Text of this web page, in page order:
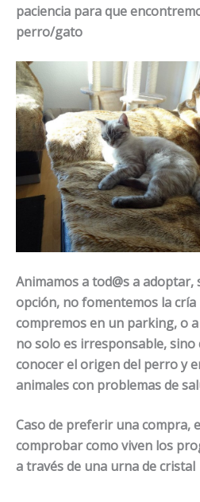
paciencia para que
perro/gato
Animamos a tod@s a
opción, no fomentemos la
compremos en un parking, o
no solo es irresponsable, sino
conocer el origen del perro y
animales con problemas de
Caso de preferir una compra,
comprobar como viven los
a través de una urna de cristal